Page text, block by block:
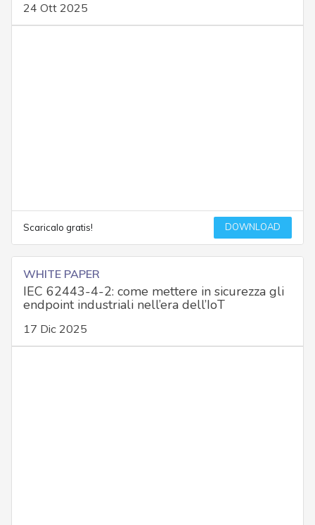
24 Ott 2025
Scaricalo gratis! DOWNLOAD
WHITE PAPER
IEC 62443-4-2: come mettere in sicurezza gli
endpoint industriali nell’era dell’IoT
17 Dic 2025